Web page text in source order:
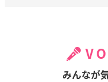
みんなが